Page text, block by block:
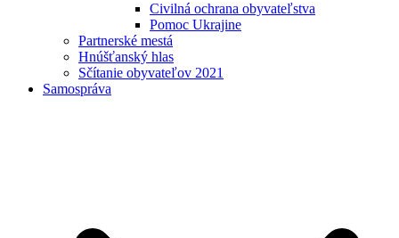
Civilná ochrana obyvateľstva
Pomoc Ukrajine
Partnerské mestá
Hnúšťanský hlas
Sčítanie obyvateľov 2021
Samospráva